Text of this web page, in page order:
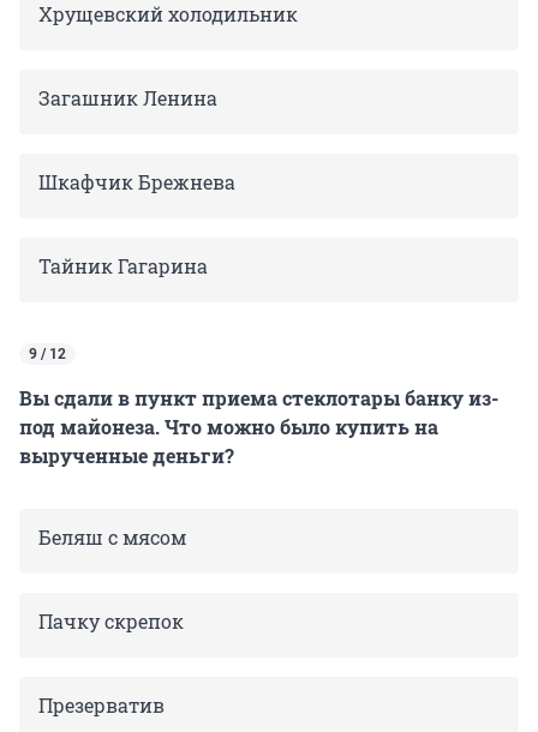
Хрущевский холодильник
Загашник Ленина
Шкафчик Брежнева
Тайник Гагарина
9 / 12
Вы сдали в пункт приема стеклотары банку из-
под майонеза. Что можно было купить на
вырученные деньги?
Беляш с мясом
Пачку скрепок
Презерватив